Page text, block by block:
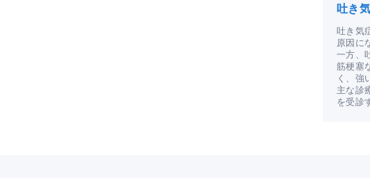
吐き
吐き気
原因に
一方、
筋梗塞
く、強
主な診
を受診